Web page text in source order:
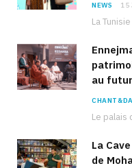
NEWS 15
au futur
La
de